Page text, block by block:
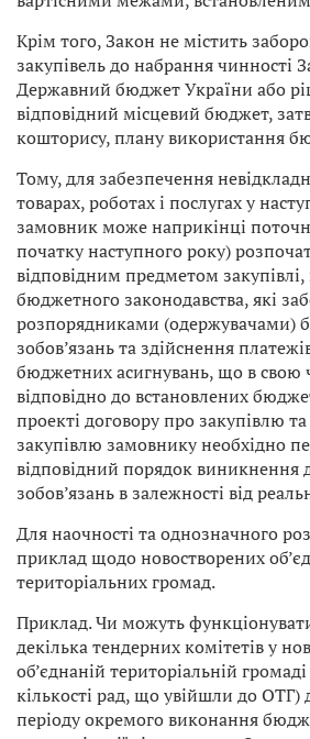
Крім того, Закон не містить
закупівель до набрання чинності
Державний бюджет України або
відповідний місцевий бюджет,
кошторису, плану використання
Тому, для забезпечення
товарах, роботах і послугах у
замовник може наприкінці
початку наступного року)
відповідним предметом
бюджетного законодавства, які
розпорядниками (одержувачами)
зобов’язань та здійснення
бюджетних асигнувань, що в свою
відповідно до встановлених
проекті договору про закупівлю
закупівлю замовнику необхідно
відповідний порядок виникнення
зобов’язань в залежності від
Для наочності та однозначного
приклад щодо новостворених
територіальних громад.
Приклад. Чи можуть
декілька тендерних комітетів у
об’єднаній територіальній
кількості рад, що увійшли до ОТГ)
періоду окремого виконання